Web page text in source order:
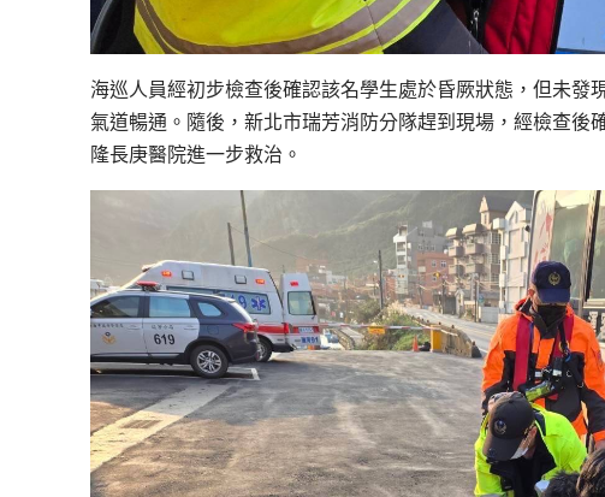
海巡人員經初步檢查後確認該名學生處於昏厥狀態，但未發
氣道暢通。隨後，新北市瑞芳消防分隊趕到現場，經檢查後
隆長庚醫院進一步救治。